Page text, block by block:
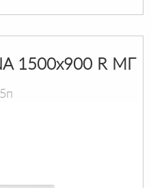
1500х900 R МГ